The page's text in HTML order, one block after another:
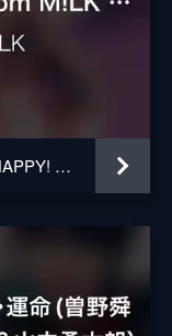
テレパシー (from M!LK 1st ARENA “HAPPY! HAPPY! HAPPY!” Live at 横浜アリーナ 2023.10.22)